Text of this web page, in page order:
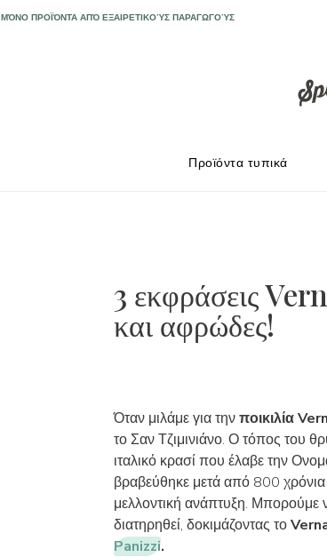
3 εκφράσεις
και αφρώδες!
Όταν μιλάμε για τηνποικιλία
το Σαν Τζιμινιάνο. Ο τόπος του
ιταλικό κρασί που έλαβε την
βραβεύθηκε μετά από 800 χρόνια
μελλοντική ανάπτυξη. Μπορούμε
διατηρηθεί, δοκιμάζοντας το
Panizzi.
ΜΌΝΟ ΠΡΟΪΌΝΤΑ ΑΠΌ ΕΞΑΙΡΕΤΙΚΟΎΣ ΠΑΡΑΓΩΓΟΎΣ
Προϊόντα τυπικά